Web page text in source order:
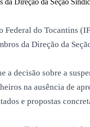
do Tocantins
da Direção da
a decisão sobre a
na ausência de
e propostas